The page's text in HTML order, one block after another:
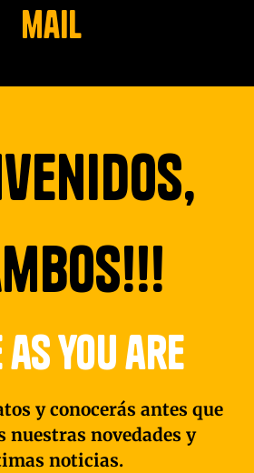
mail
as you are
y conocerás antes que
nuestras novedades y
noticias.